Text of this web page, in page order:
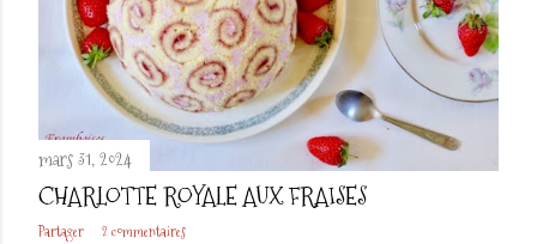
mars 31, 2024
CHARLOTTE ROYALE AUX FRAISES
Partager 2 commentaires